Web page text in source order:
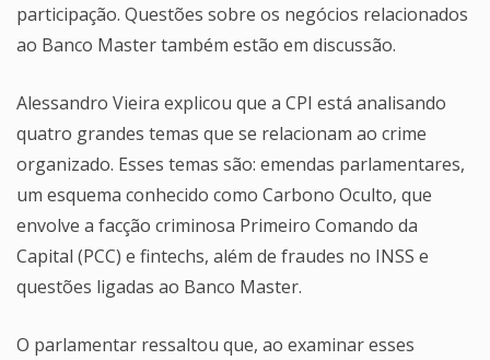
participação. Questões sobre os negócios relacionados
ao Banco Master também estão em discussão.
Alessandro Vieira explicou que a CPI está analisando
quatro grandes temas que se relacionam ao crime
organizado. Esses temas são: emendas parlamentares,
um esquema conhecido como Carbono Oculto, que
envolve a facção criminosa Primeiro Comando da
Capital (PCC) e fintechs, além de fraudes no INSS e
questões ligadas ao Banco Master.
O parlamentar ressaltou que, ao examinar esses